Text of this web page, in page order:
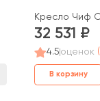
Кресло Чиф
32 531
4.5 оценок
В корзину